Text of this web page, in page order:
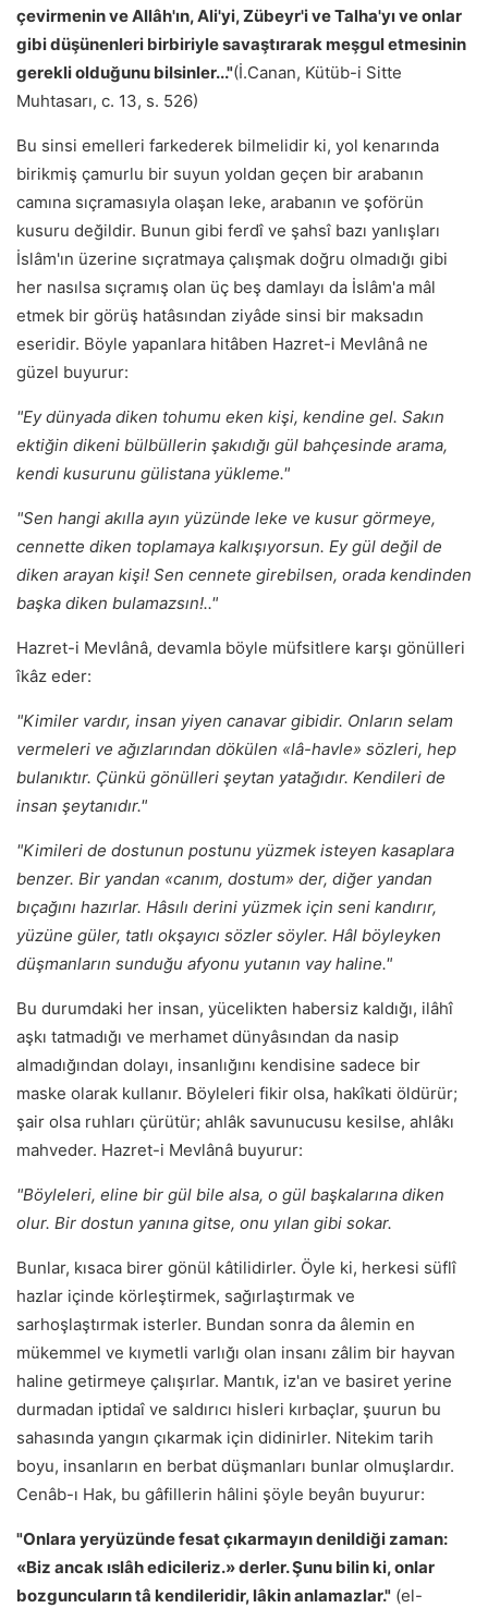
çevirmenin ve Allâh'ın, Ali'yi, Zübeyr'i ve Talha'yı ve onlar
gibi düşünenleri birbiriyle savaştırarak meşgul etmesinin
gerekli olduğunu bilsinler..."(İ.Canan, Kütüb-i Sitte
Muhtasarı, c. 13, s. 526)
Bu sinsi emelleri farkederek bilmelidir ki, yol kenarında
birikmiş çamurlu bir suyun yoldan geçen bir arabanın
camına sıçramasıyla olaşan leke, arabanın ve şoförün
kusuru değildir. Bunun gibi ferdî ve şahsî bazı yanlışları
İslâm'ın üzerine sıçratmaya çalışmak doğru olmadığı gibi
her nasılsa sıçramış olan üç beş damlayı da İslâm'a mâl
etmek bir görüş hatâsından ziyâde sinsi bir maksadın
eseridir. Böyle yapanlara hitâben Hazret-i Mevlânâ ne
güzel buyurur:
"Ey dünyada diken tohumu eken kişi, kendine gel. Sakın
ektiğin dikeni bülbüllerin şakıdığı gül bahçesinde arama,
kendi kusurunu gülistana yükleme."
"Sen hangi akılla ayın yüzünde leke ve kusur görmeye,
cennette diken toplamaya kalkışıyorsun. Ey gül değil de
diken arayan kişi! Sen cennete girebilsen, orada kendinden
başka diken bulamazsın!.."
Hazret-i Mevlânâ, devamla böyle müfsitlere karşı gönülleri
îkâz eder:
"Kimiler vardır, insan yiyen canavar gibidir. Onların selam
vermeleri ve ağızlarından dökülen «lâ-havle» sözleri, hep
bulanıktır. Çünkü gönülleri şeytan yatağıdır. Kendileri de
insan şeytanıdır."
"Kimileri de dostunun postunu yüzmek isteyen kasaplara
benzer. Bir yandan «canım, dostum» der, diğer yandan
bıçağını hazırlar. Hâsılı derini yüzmek için seni kandırır,
yüzüne güler, tatlı okşayıcı sözler söyler. Hâl böyleyken
düşmanların sunduğu afyonu yutanın vay haline."
Bu durumdaki her insan, yücelikten habersiz kaldığı, ilâhî
aşkı tatmadığı ve merhamet dünyâsından da nasip
almadığından dolayı, insanlığını kendisine sadece bir
maske olarak kullanır. Böyleleri fikir olsa, hakîkati öldürür;
şair olsa ruhları çürütür; ahlâk savunucusu kesilse, ahlâkı
mahveder. Hazret-i Mevlânâ buyurur:
"Böyleleri, eline bir gül bile alsa, o gül başkalarına diken
olur. Bir dostun yanına gitse, onu yılan gibi sokar.
Bunlar, kısaca birer gönül kâtilidirler. Öyle ki, herkesi süflî
hazlar içinde körleştirmek, sağırlaştırmak ve
sarhoşlaştırmak isterler. Bundan sonra da âlemin en
mükemmel ve kıymetli varlığı olan insanı zâlim bir hayvan
haline getirmeye çalışırlar. Mantık, iz'an ve basiret yerine
durmadan iptidaî ve saldırıcı hisleri kırbaçlar, şuurun bu
sahasında yangın çıkarmak için didinirler. Nitekim tarih
boyu, insanların en berbat düşmanları bunlar olmuşlardır.
Cenâb-ı Hak, bu gâfillerin hâlini şöyle beyân buyurur:
"Onlara yeryüzünde fesat çıkarmayın denildiği zaman:
«Biz ancak ıslâh edicileriz.» derler. Şunu bilin ki, onlar
bozguncuların tâ kendileridir, lâkin anlamazlar." (el-